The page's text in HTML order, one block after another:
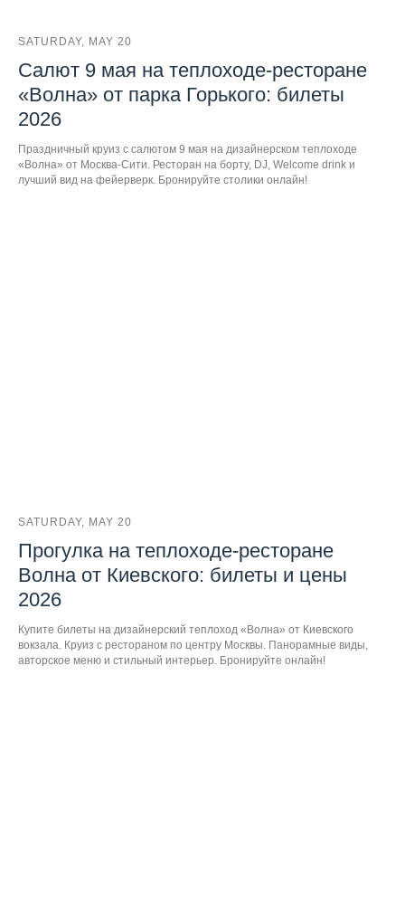
SATURDAY, MAY 20
Салют 9 мая на теплоходе-ресторане
«Волна» от парка Горького: билеты
2026
Праздничный круиз с салютом 9 мая на дизайнерском теплоходе
«Волна» от Москва-Сити. Ресторан на борту, DJ, Welcome drink и
лучший вид на фейерверк. Бронируйте столики онлайн!
SATURDAY, MAY 20
Прогулка на теплоходе-ресторане
Волна от Киевского: билеты и цены
2026
Купите билеты на дизайнерский теплоход «Волна» от Киевского
вокзала. Круиз с рестораном по центру Москвы. Панорамные виды,
авторское меню и стильный интерьер. Бронируйте онлайн!